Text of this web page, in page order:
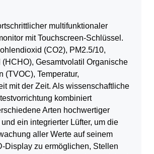
multifunktionaler
mit Touchscreen-Schlüssel.
(CO2), PM2.5/10,
Gesamtvolatil Organische
(TVOC), Temperatur,
mit der Zeit. Als wissenschaftliche
kombiniert
Arten hochwertiger
und ein integrierter Lüfter, um die
aller Werte auf seinem
Display zu ermöglichen, Stellen